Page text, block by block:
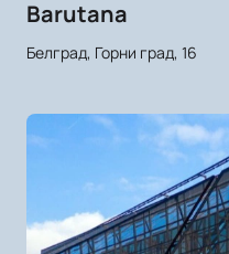
Barutana
Белград, Горни град, 16